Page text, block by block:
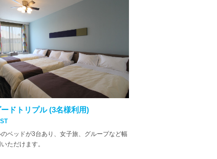
ドトリプル (3名様利用)
ベッドが3台あり、女子旅、グループなど幅
ただけます。